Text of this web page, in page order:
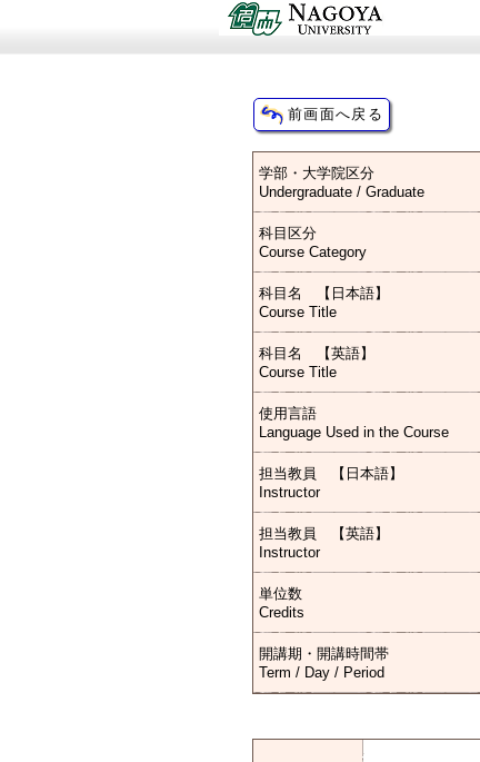
学部・大学院区分
Undergraduate / Graduate
科目区分
Course Category
科目名 【日本語】
Course Title
科目名 【英語】
Course Title
使用言語
Language Used in the Course
担当教員 【日本語】
Instructor
担当教員 【英語】
Instructor
単位数
Credits
開講期・開講時間帯
Term / Day / Period